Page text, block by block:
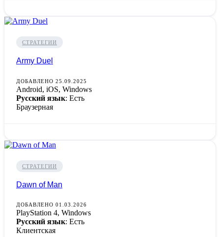
СТРАТЕГИИ
Army Duel
ДОБАВЛЕНО 25.09.2025
Android, iOS, Windows
Русский язык: Есть
Браузерная
СТРАТЕГИИ
Dawn of Man
ДОБАВЛЕНО 01.03.2026
PlayStation 4, Windows
Русский язык: Есть
Клиентская